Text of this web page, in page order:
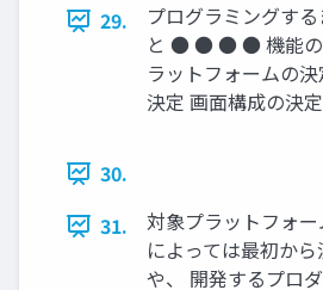
29.
プログラミングす
と ● ● ● ● 機能の
ラットフォームの
決定 画⾯構成の決
30.
31.
対象プラットフォ
によっては最初か
や、 開発するプロ